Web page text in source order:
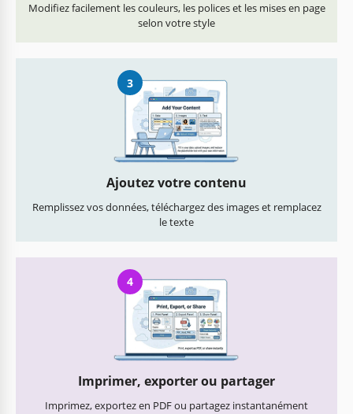
Modifiez facilement les couleurs, les polices et les mises en page
selon votre style
3
Ajoutez votre contenu
Remplissez vos données, téléchargez des images et remplacez
le texte
4
Imprimer, exporter ou partager
Imprimez, exportez en PDF ou partagez instantanément